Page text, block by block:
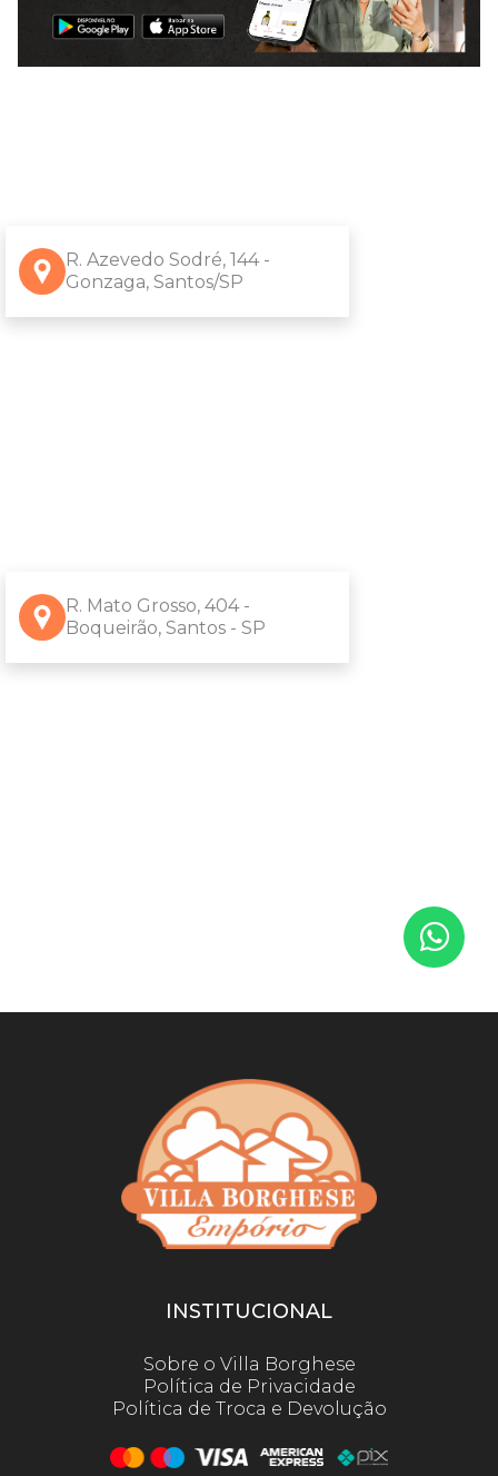
R. Azevedo Sodré, 144 -
Gonzaga, Santos/SP
R. Mato Grosso, 404 -
Boqueirão, Santos - SP
INSTITUCIONAL
Sobre o Villa Borghese
Política de Privacidade
Política de Troca e Devolução